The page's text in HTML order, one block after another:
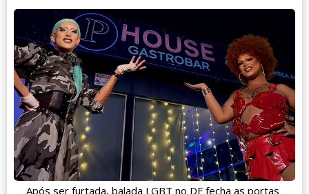
Após ser furtada, balada LGBT no DF fecha as portas